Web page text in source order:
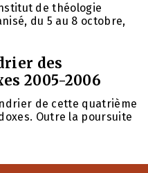
de théologie
du 5 au 8 octobre,
des
2005-2006
de cette quatrième
Outre la poursuite